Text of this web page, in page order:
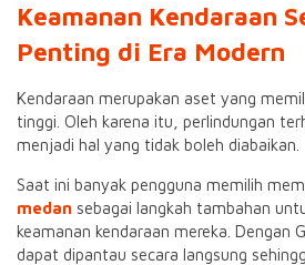
Keamanan Kendaraan
Penting di Era Modern
Kendaraan merupakan aset yang
tinggi. Oleh karena itu, perlindungan
menjadi hal yang tidak boleh diabaikan.
Saat ini banyak pengguna memilih
medan sebagai langkah tambahan
keamanan kendaraan mereka. Dengan
dapat dipantau secara langsung